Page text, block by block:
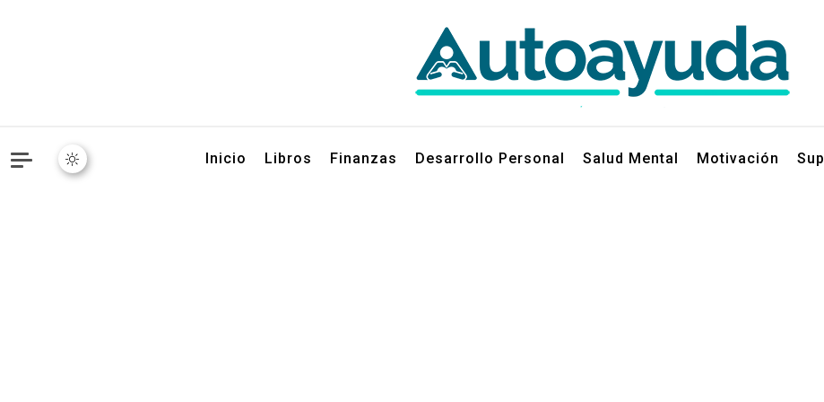
Inicio Libros Finanzas Desarrollo Personal Salud Mental Motivación